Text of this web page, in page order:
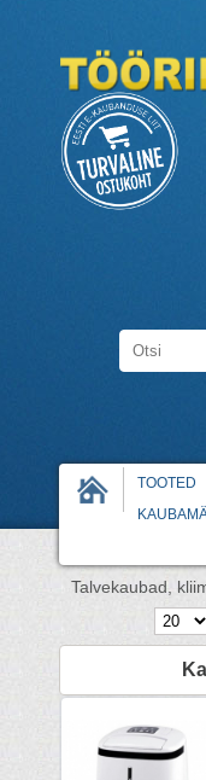
TOOTED
Talvekaubad,